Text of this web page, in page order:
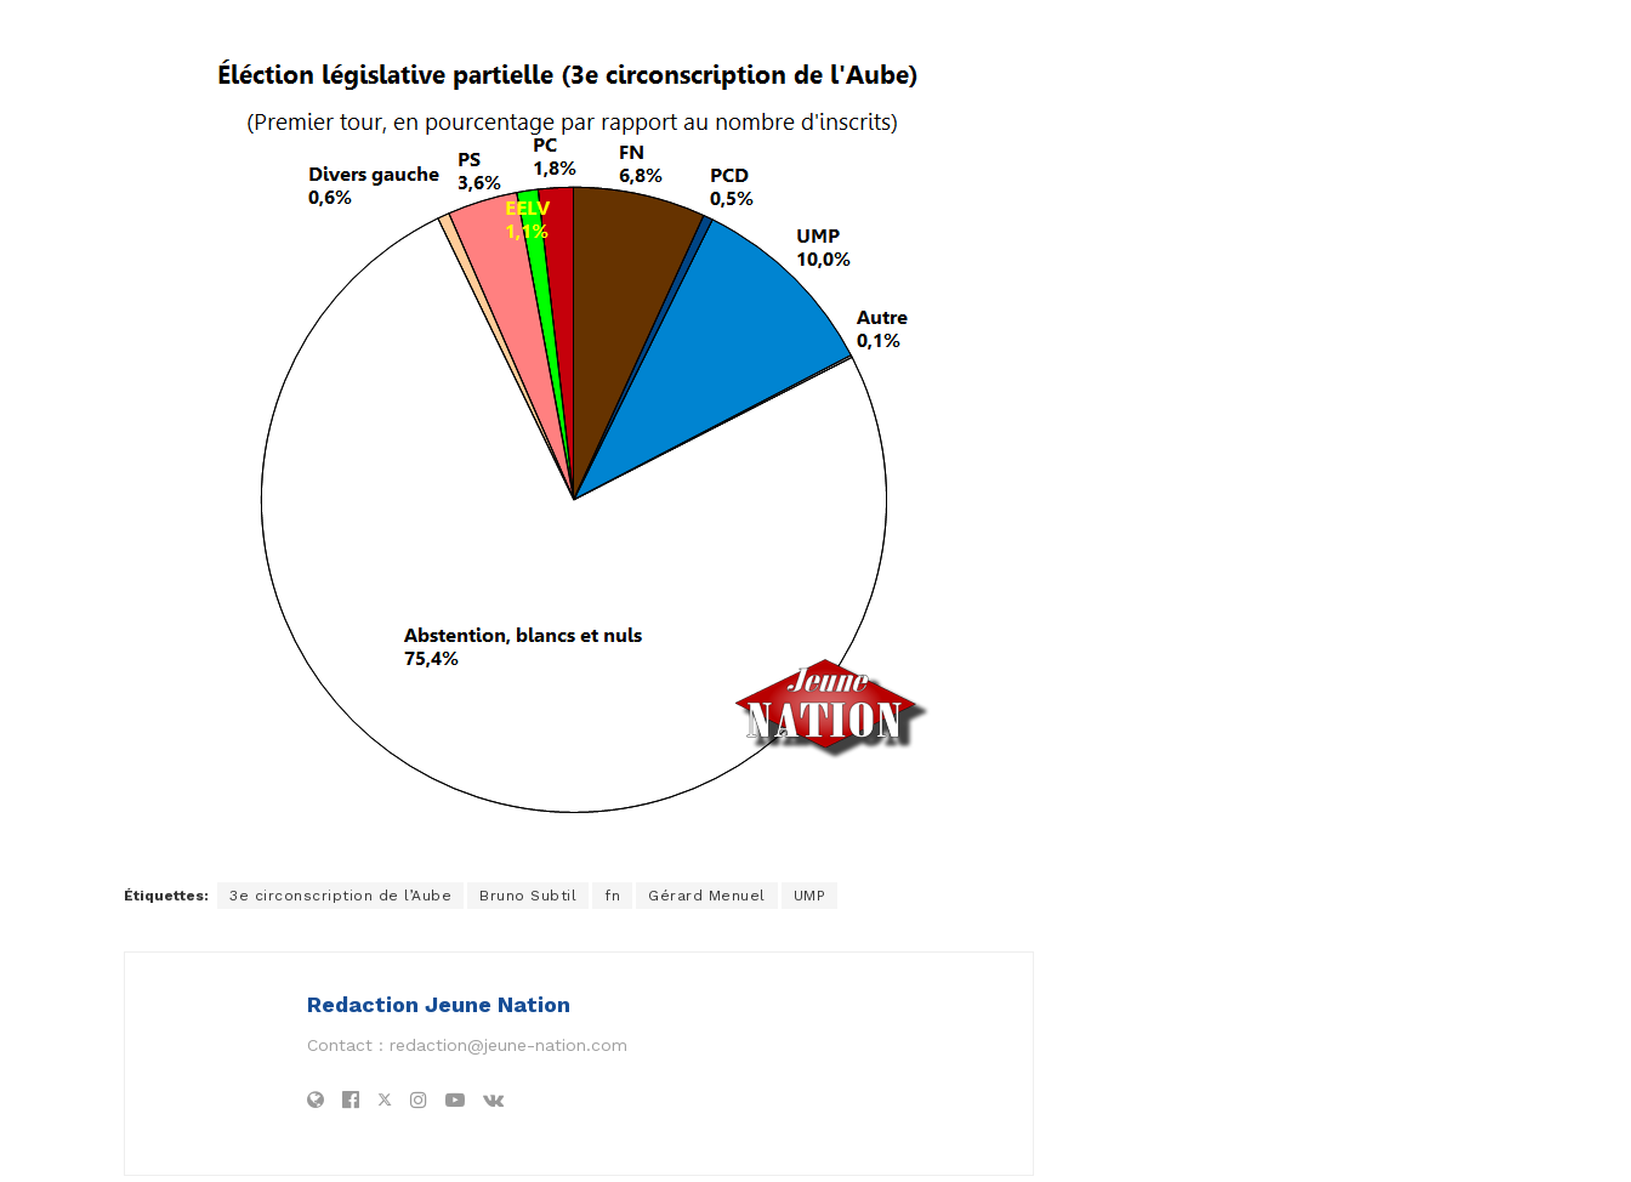
Étiquettes: 3e circonscription de l’Aube Bruno Subtil fn Gérard Menuel UMP
Redaction Jeune Nation
Contact : redaction@jeune-nation.com